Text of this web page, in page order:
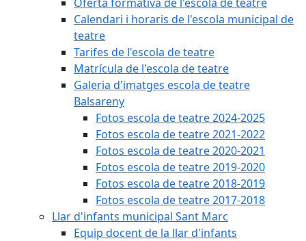
Calendari i horaris de l'escola municipal de
teatre
Tarifes de l'escola de teatre
Matrícula de l'escola de teatre
Galeria d'imatges escola de teatre
Balsareny
Fotos escola de teatre 2024-2025
Fotos escola de teatre 2021-2022
Fotos escola de teatre 2020-2021
Fotos escola de teatre 2019-2020
Fotos escola de teatre 2018-2019
Fotos escola de teatre 2017-2018
Llar d'infants municipal Sant Marc
Equip docent de la llar d'infants